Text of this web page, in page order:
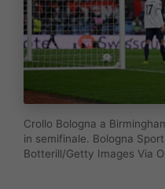
Crollo Bologna a
in semifinale. Bologna
Botterill/Getty Images Via